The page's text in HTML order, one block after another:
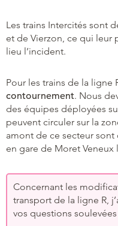
Les trains Intercités sont
et de Vierzon, ce qui leur
lieu l’incident.
Pour les trains de la ligne
contournement. Nous
des équipes déployées
peuvent circuler sur la
amont de ce secteur
en gare de Moret Veneux
Concernant les
transport de la ligne R,
vos questions